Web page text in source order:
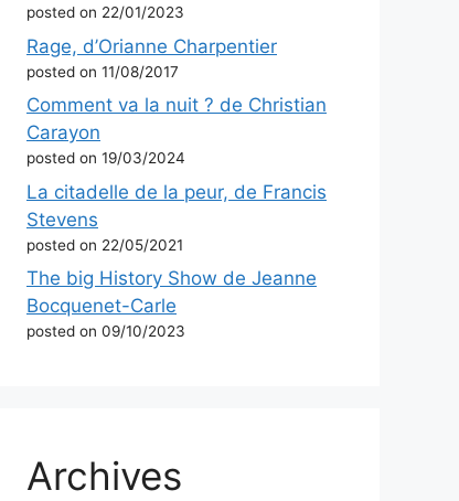
posted on 22/01/2023
Rage, d’Orianne Charpentier
posted on 11/08/2017
Comment va la nuit ? de Christian
Carayon
posted on 19/03/2024
La citadelle de la peur, de Francis
Stevens
posted on 22/05/2021
The big History Show de Jeanne
Bocquenet-Carle
posted on 09/10/2023
Archives